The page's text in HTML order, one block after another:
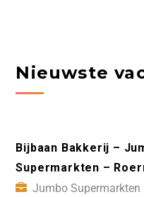
Nieuwste
Bijbaan Bakkerij –
Supermarkten –
Jumbo Supermarkten